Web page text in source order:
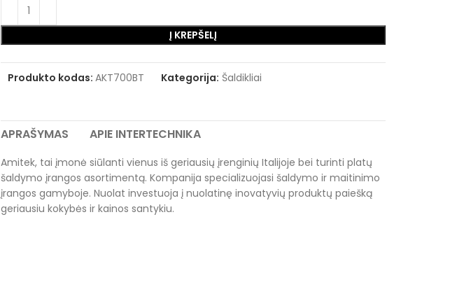
Į KREPŠELĮ
Produkto kodas: AKT700BT Kategorija: Šaldikliai
APRAŠYMAS APIE INTERTECHNIKA
Amitek, tai įmonė siūlanti vienus iš geriausių įrenginių Italijoje bei turinti platų
šaldymo įrangos asortimentą. Kompanija specializuojasi šaldymo ir maitinimo
įrangos gamyboje. Nuolat investuoja į nuolatinę inovatyvių produktų paiešką
geriausiu kokybės ir kainos santykiu.